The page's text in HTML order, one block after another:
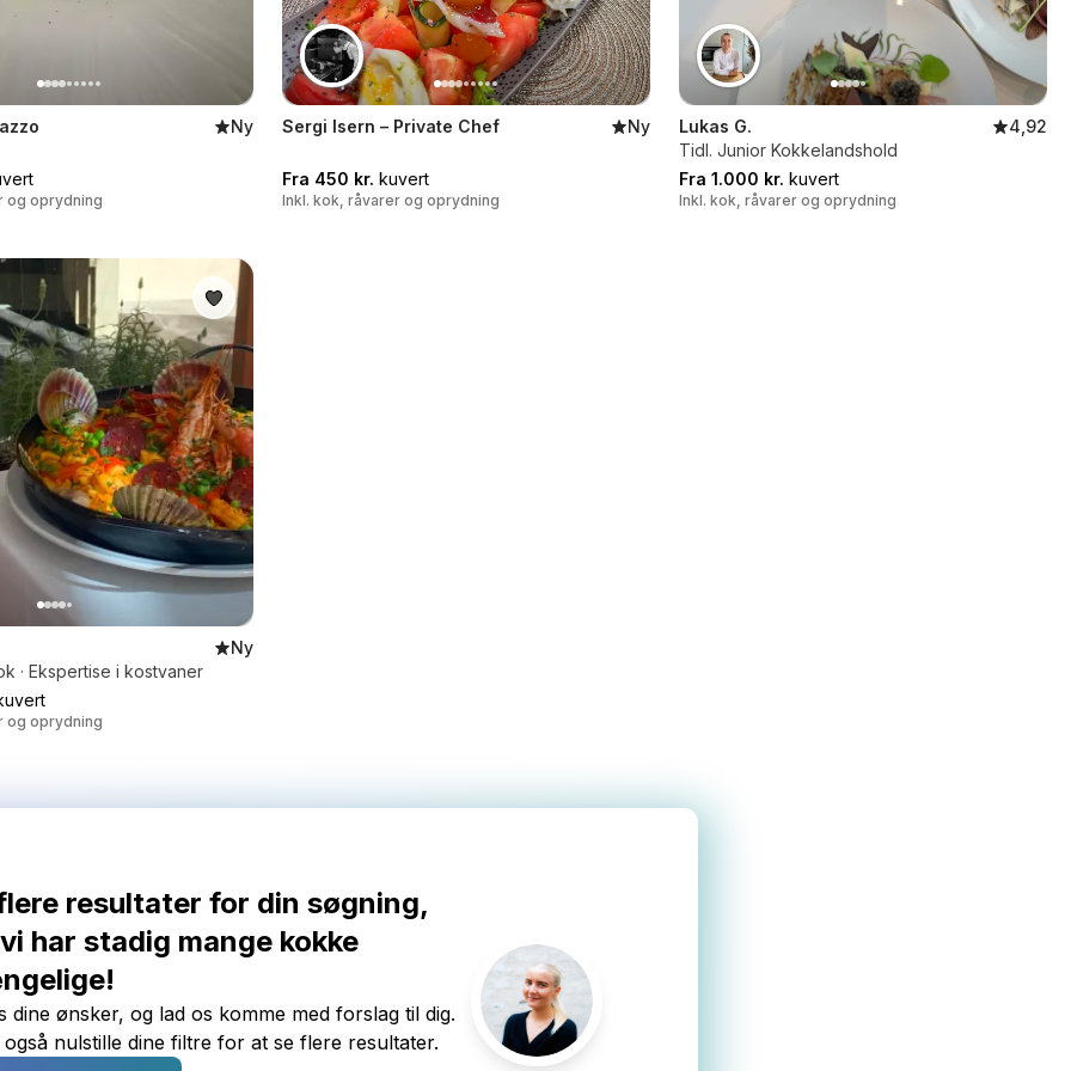
Ny
og oprydning
Sergi Isern – Private Chef Ny
Fra 450 kr. kuvert
Inkl. kok, råvarer og oprydning
Lukas G.
4,92
Tidl. Junior Kokkelandshold
Fra 1.000 kr. kuvert
Inkl. kok, råvarer og oprydning
Ny
· Ekspertise i kostvaner
og oprydning
resultater for din søgning,
har stadig mange kokke
dine ønsker, og lad os komme med forslag til dig.
nulstille dine filtre for at se flere resultater.